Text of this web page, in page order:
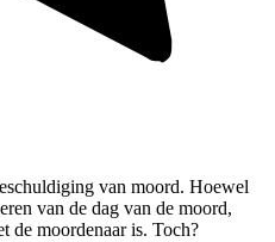
van moord. Hoewel
van de dag van de moord,
de moordenaar is. Toch?